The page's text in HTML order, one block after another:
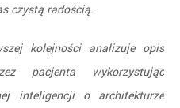
czystą radością.
kolejności analizuje opis
pacjenta wykorzystując
inteligencji o architekturze